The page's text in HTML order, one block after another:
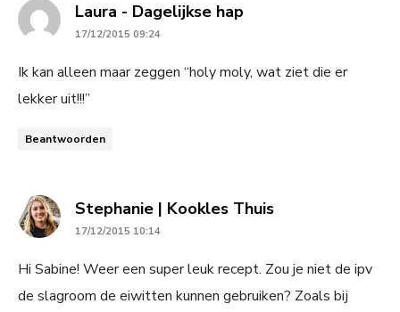
Laura - Dagelijkse hap
17/12/2015 09:24
Ik kan alleen maar zeggen “holy moly, wat ziet die er
lekker uit!!!”
Beantwoorden
Stephanie | Kookles Thuissays:
17/12/2015 10:14
Hi Sabine! Weer een super leuk recept. Zou je niet de ipv
de slagroom de eiwitten kunnen gebruiken? Zoals bij